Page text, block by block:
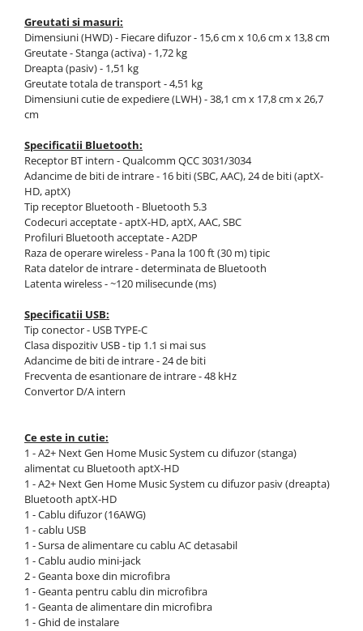
Greutati si masuri:
Dimensiuni (HWD) - Fiecare difuzor - 15,6 cm x 10,6 cm x 13,8 cm
Greutate - Stanga (activa) - 1,72 kg
Dreapta (pasiv) - 1,51 kg
Greutate totala de transport - 4,51 kg
Dimensiuni cutie de expediere (LWH) - 38,1 cm x 17,8 cm x 26,7
cm
Specificatii Bluetooth:
Receptor BT intern - Qualcomm QCC 3031/3034
Adancime de biti de intrare - 16 biti (SBC, AAC), 24 de biti (aptX-
HD, aptX)
Tip receptor Bluetooth - Bluetooth 5.3
Codecuri acceptate - aptX-HD, aptX, AAC, SBC
Profiluri Bluetooth acceptate - A2DP
Raza de operare wireless - Pana la 100 ft (30 m) tipic
Rata datelor de intrare - determinata de Bluetooth
Latenta wireless - ~120 milisecunde (ms)
Specificatii USB:
Tip conector - USB TYPE-C
Clasa dispozitiv USB - tip 1.1 si mai sus
Adancime de biti de intrare - 24 de biti
Frecventa de esantionare de intrare - 48 kHz
Convertor D/A intern
Ce este in cutie:
1 - A2+ Next Gen Home Music System cu difuzor (stanga)
alimentat cu Bluetooth aptX-HD
1 - A2+ Next Gen Home Music System cu difuzor pasiv (dreapta)
Bluetooth aptX-HD
1 - Cablu difuzor (16AWG)
1 - cablu USB
1 - Sursa de alimentare cu cablu AC detasabil
1 - Cablu audio mini-jack
2 - Geanta boxe din microfibra
1 - Geanta pentru cablu din microfibra
1 - Geanta de alimentare din microfibra
1 - Ghid de instalare